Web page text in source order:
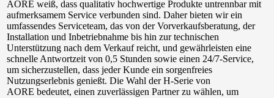
AORE weiß, dass qualitativ hochwertige Produkte untrennbar mit
aufmerksamem Service verbunden sind. Daher bieten wir ein
umfassendes Serviceteam, das von der Vorverkaufsberatung, der
Installation und Inbetriebnahme bis hin zur technischen
Unterstützung nach dem Verkauf reicht, und gewährleisten eine
schnelle Antwortzeit von 0,5 Stunden sowie einen 24/7-Service,
um sicherzustellen, dass jeder Kunde ein sorgenfreies
Nutzungserlebnis genießt. Die Wahl der H-Serie von
AORE bedeutet, einen zuverlässigen Partner zu wählen, um